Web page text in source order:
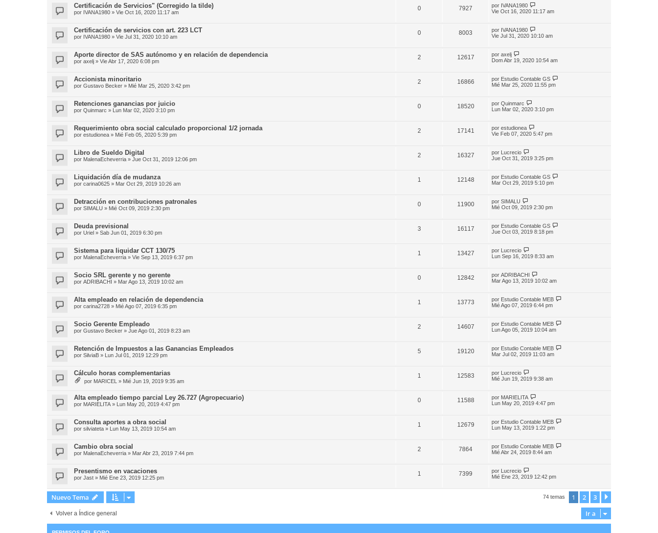
Certificación de Servicios" (Corregido la tilde)
por IVANA1980 » Vie Oct 16, 2020 11:17 am
0 7927 por IVANA1980
Vie Oct 16, 2020 11:17 am
Certificación de servicios con art. 223 LCT
por IVANA1980 » Vie Jul 31, 2020 10:10 am
0 8003 por IVANA1980
Vie Jul 31, 2020 10:10 am
Aporte director de SAS autónomo y en relación de dependencia
por axelj » Vie Abr 17, 2020 6:08 pm
2 12617 por axelj
Dom Abr 19, 2020 10:54 am
Accionista minoritario
por Gustavo Becker » Mié Mar 25, 2020 3:42 pm
2 16866 por Estudio Contable GS
Mié Mar 25, 2020 11:55 pm
Retenciones ganancias por juicio
por Quinmarc » Lun Mar 02, 2020 3:10 pm
0 18520 por Quinmarc
Lun Mar 02, 2020 3:10 pm
Requerimiento obra social calculado proporcional 1/2 jornada
por estudionea » Mié Feb 05, 2020 5:39 pm
2 17141 por estudionea
Vie Feb 07, 2020 5:47 pm
Libro de Sueldo Digital
por MalenaEcheverria » Jue Oct 31, 2019 12:06 pm
2 16327 por Lucrecio
Jue Oct 31, 2019 3:25 pm
Liquidación día de mudanza
por carina0625 » Mar Oct 29, 2019 10:26 am
1 12148 por Estudio Contable GS
Mar Oct 29, 2019 5:10 pm
Detracción en contribuciones patronales
por SIMALU » Mié Oct 09, 2019 2:30 pm
0 11900 por SIMALU
Mié Oct 09, 2019 2:30 pm
Deuda previsional
por Uriel » Sab Jun 01, 2019 6:30 pm
3 16117 por Estudio Contable GS
Jue Oct 03, 2019 8:18 pm
Sistema para liquidar CCT 130/75
por MalenaEcheverria » Vie Sep 13, 2019 6:37 pm
1 13427 por Lucrecio
Lun Sep 16, 2019 8:33 am
Socio SRL gerente y no gerente
por ADRIBACHI » Mar Ago 13, 2019 10:02 am
0 12842 por ADRIBACHI
Mar Ago 13, 2019 10:02 am
Alta empleado en relación de dependencia
por carina2728 » Mié Ago 07, 2019 6:35 pm
1 13773 por Estudio Contable MEB
Mié Ago 07, 2019 6:44 pm
Socio Gerente Empleado
por Gustavo Becker » Jue Ago 01, 2019 8:23 am
2 14607 por Estudio Contable MEB
Lun Ago 05, 2019 10:04 am
Retención de Impuestos a las Ganancias Empleados
por SilviaB » Lun Jul 01, 2019 12:29 pm
5 19120 por Estudio Contable MEB
Mar Jul 02, 2019 11:03 am
Cálculo horas complementarias
por MARICEL » Mié Jun 19, 2019 9:35 am
1 12583 por Lucrecio
Mié Jun 19, 2019 9:38 am
Alta empleado tiempo parcial Ley 26.727 (Agropecuario)
por MARIELITA » Lun May 20, 2019 4:47 pm
0 11588 por MARIELITA
Lun May 20, 2019 4:47 pm
Consulta aportes a obra social
por silviateta » Lun May 13, 2019 10:54 am
1 12679 por Estudio Contable MEB
Lun May 13, 2019 1:22 pm
Cambio obra social
por MalenaEcheverria » Mar Abr 23, 2019 7:44 pm
2 7864 por Estudio Contable MEB
Mié Abr 24, 2019 8:44 am
Presentismo en vacaciones
por Jast » Mié Ene 23, 2019 12:25 pm
1 7399 por Lucrecio
Mié Ene 23, 2019 12:42 pm
Nuevo Tema 74 temas 1 2 3
Volver a Índice general Ir a